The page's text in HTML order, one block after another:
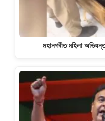
মহানগৰীত মহিলা